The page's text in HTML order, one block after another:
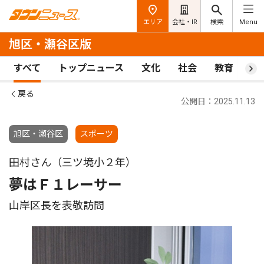
エリア 会社・IR 検索 Menu
旭区・瀬谷区版
すべて トップニュース 文化 社会 教育 ス
戻る
旭区・瀬谷区 スポーツ
公開日：2025.11.13
田村さん（三ツ境小２年）
夢はＦ１レーサー
山岸区長を表敬訪問